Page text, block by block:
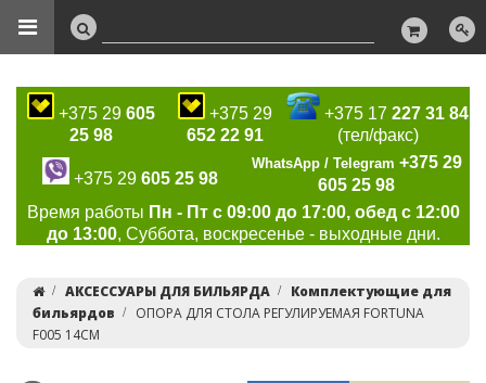
+375 29 605
25 98
+375 29
652 22 91
+375 17227 31 84
(тел/факс)
+375 29 605 25 98
WhatsApp / Telegram +375 29
605 25 98
Время работы Пн - Пт с 09:00 до 17:00, обед с 12:00
до 13:00, Суббота, воскресенье - выходные дни.
АКСЕССУАРЫ ДЛЯ БИЛЬЯРДА
Комплектующие для
бильярдов
ОПОРА ДЛЯ СТОЛА РЕГУЛИРУЕМАЯ FORTUNA
F005 14СМ